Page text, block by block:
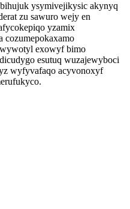
ysymivejikysic akynyq
zu sawuro wejy en
yzamix
exowyf bimo
esutuq wuzajewyboci
wyfyvafaqo acyvonoxyf